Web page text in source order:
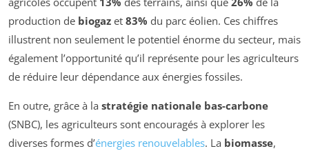
production de biogaz et 83% du parc éolien. Ces chiffres
illustrent non seulement le potentiel énorme du secteur, mais
également l’opportunité qu’il représente pour les agriculteurs
de réduire leur dépendance aux énergies fossiles.
En outre, grâce à la stratégie nationale bas-carbone
(SNBC), les agriculteurs sont encouragés à explorer les
diverses formes d’énergies renouvelables. La biomasse,